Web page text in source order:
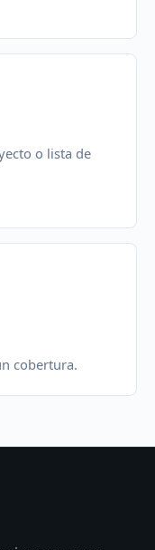
o lista de
cobertura.